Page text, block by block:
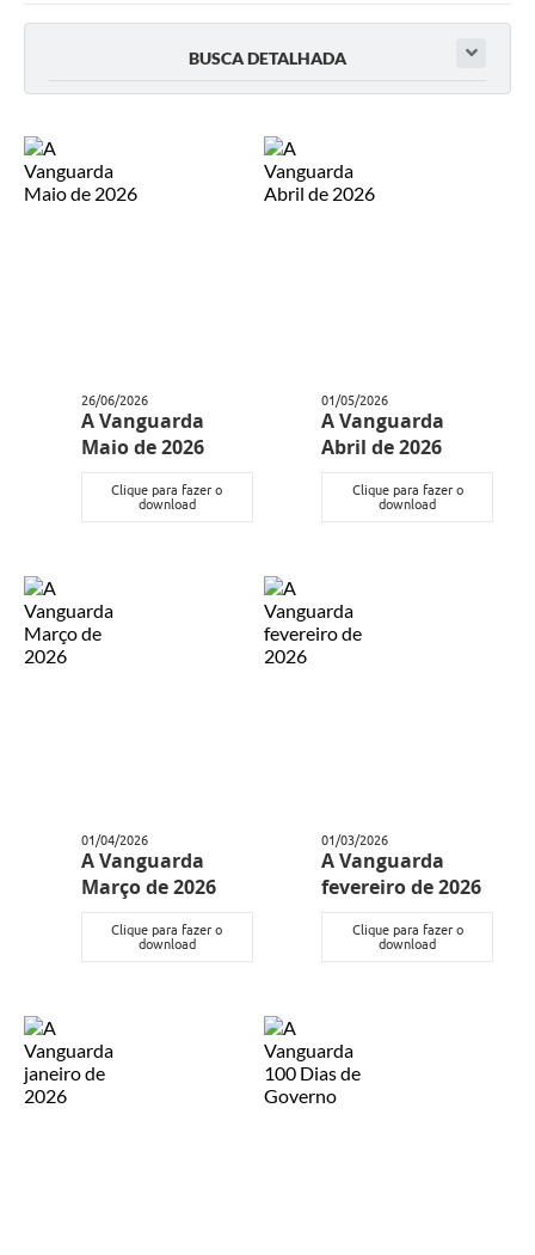
Educação
Atas - Patrimônio Histórico
Acervo de livros Biblioteca Dr. Octávio Augusto Borges
Projetos
Legislação e Decretos Municipais
Boletim de Vigilância em Saúde
Requerimentos
BUSCA DETALHADA
26/06/2026
A Vanguarda
Maio de 2026
Clique para fazer o
download
01/05/2026
A Vanguarda
Abril de 2026
Clique para fazer o
download
01/04/2026
A Vanguarda
Março de 2026
Clique para fazer o
download
01/03/2026
A Vanguarda
fevereiro de 2026
Clique para fazer o
download